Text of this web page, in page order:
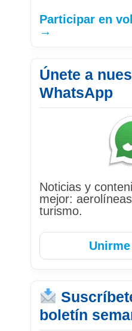
Participar en
→
Únete a
WhatsApp
Noticias y
mejor:
turismo.
boletín